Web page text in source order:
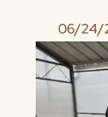
06/24/